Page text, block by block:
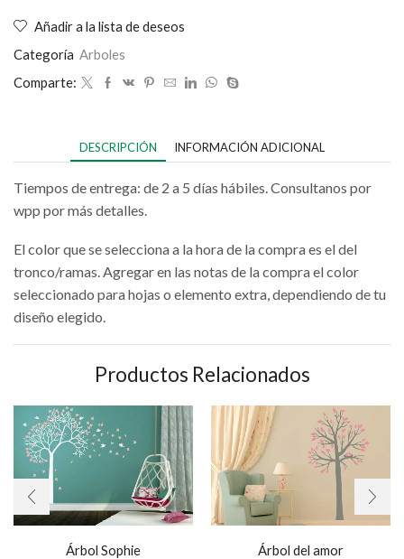
Añadir a la lista de deseos
Categoría Arboles
Comparte:
DESCRIPCIÓN INFORMACIÓN ADICIONAL
Tiempos de entrega: de 2 a 5 días hábiles. Consultanos por
wpp por más detalles.
El color que se selecciona a la hora de la compra es el del
tronco/ramas. Agregar en las notas de la compra el color
seleccionado para hojas o elemento extra, dependiendo de tu
diseño elegido.
Productos Relacionados
Árbol Sophie Árbol del amor